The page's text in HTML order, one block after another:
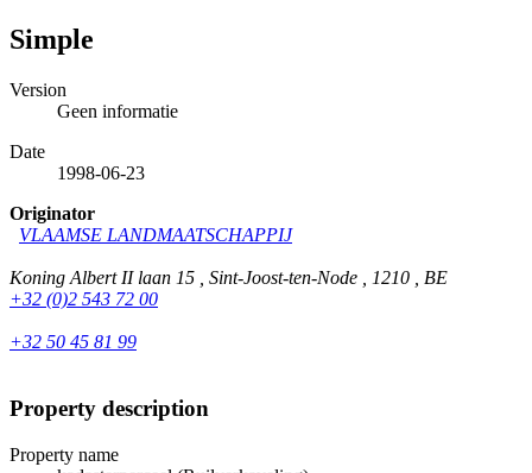
Simple
Version
Geen informatie
Date
1998-06-23
Originator
VLAAMSE LANDMAATSCHAPPIJ
Koning Albert II laan 15 , Sint-Joost-ten-Node , 1210 , BE
+32 (0)2 543 72 00
+32 50 45 81 99
Property description
Property name